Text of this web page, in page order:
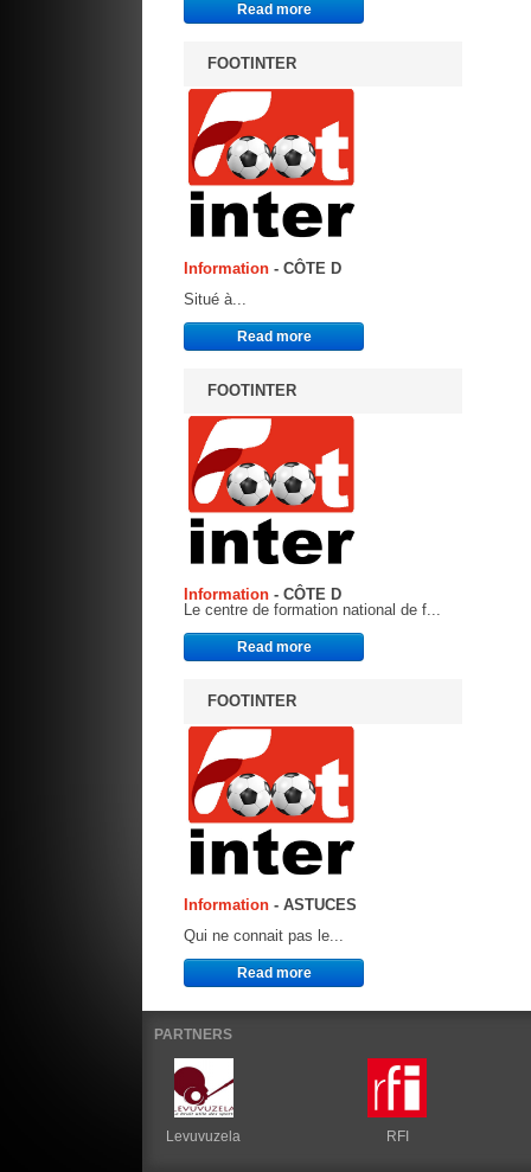
Read more
FOOTINTER
Information - CÔTE D
Situé à...
Read more
FOOTINTER
Information - CÔTE D
Le centre de formation national de f...
Read more
FOOTINTER
Information - ASTUCES
Qui ne connait pas le...
Read more
PARTNERS
Levuvuzela RFI